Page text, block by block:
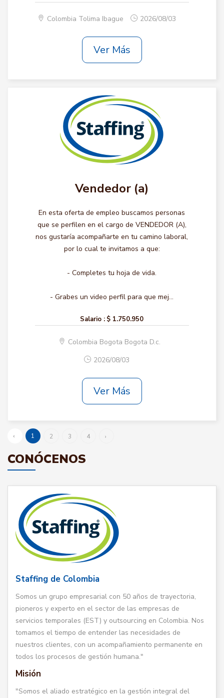
Colombia Tolima Ibague 2026/08/03
Ver Más
Vendedor (a)
En esta oferta de empleo buscamos personas
que se perfilen en el cargo de VENDEDOR (A),
nos gustaría acompañarte en tu camino laboral,
por lo cual te invitamos a que:
- Completes tu hoja de vida.
- Grabes un video perfil para que mej...
Salario : $ 1.750.950
Colombia Bogota Bogota D.c.
2026/08/03
Ver Más
‹ 1 2 3 4 ›
CONÓCENOS
Staffing de Colombia
Somos un grupo empresarial con 50 años de trayectoria,
pioneros y experto en el sector de las empresas de
servicios temporales (EST) y outsourcing en Colombia. Nos
tomamos el tiempo de entender las necesidades de
nuestros clientes, con un acompañamiento permanente en
todos los procesos de gestión humana."
Misión
"Somos el aliado estratégico en la gestión integral del